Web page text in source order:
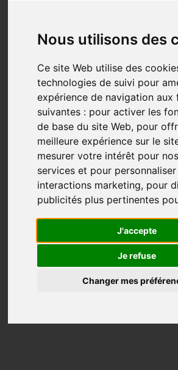
Nous utilisons des
Ce site Web utilise des
technologies de suivi pour
expérience de navigation aux
suivantes : pour activer les
de base du site Web, pour
meilleure expérience sur le
mesurer votre intérêt pour
services et pour
interactions marketing, pour
publicités plus pertinentes
J'accepte
Je refuse
Changer mes
Respirer - Vivre!
Apr 02, 2026
À l’aube de la cinquantaine, après
radio/télé, j’ai pris ma retraite des
J’étais tanné. Un peu perdu. La tête
ailleurs.
J’ai pris du temps. Du vrai temps.
me déposer. J’essayais de me
des petits projets, d...